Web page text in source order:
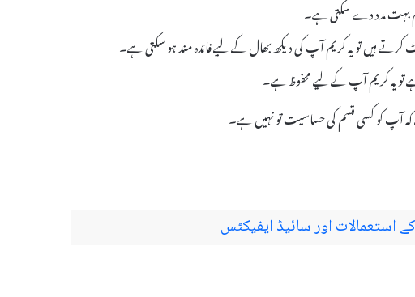
بہت مدد دے سکتی ہے۔
کرتے ہیں تو یہ کریم آپ کی دیکھ بھال کے لیے فائدہ مند ہو سکتی ہے۔
یہ کریم آپ کے لیے محفوظ ہے۔
کہ آپ کو کسی قسم کی حساسیت تو نہیں ہے۔